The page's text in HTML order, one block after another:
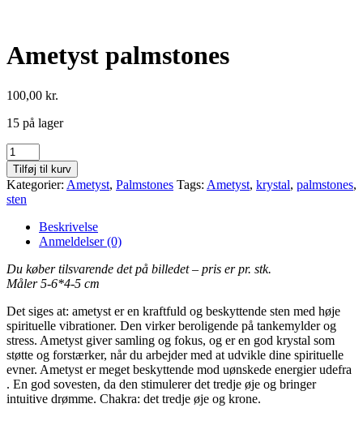
Ametyst palmstones
100,00 kr.
15 på lager
Ametyst
palmstones
antal
Tilføj til kurv
Kategorier: Ametyst, Palmstones Tags: Ametyst, krystal, palmstones,
sten
Beskrivelse
Anmeldelser (0)
Du køber tilsvarende det på billedet – pris er pr. stk.
Måler 5-6*4-5 cm
Det siges at: ametyst er en kraftfuld og beskyttende sten med høje
spirituelle vibrationer. Den virker beroligende på tankemylder og
stress. Ametyst giver samling og fokus, og er en god krystal som
støtte og forstærker, når du arbejder med at udvikle dine spirituelle
evner. Ametyst er meget beskyttende mod uønskede energier udefra
. En god sovesten, da den stimulerer det tredje øje og bringer
intuitive drømme. Chakra: det tredje øje og krone.